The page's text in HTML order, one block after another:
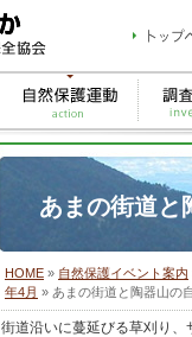
あまの街道
HOME » 自然保護イベント案内
年4月 » あまの街道と陶器山
街道沿いに蔓延びる草刈り、